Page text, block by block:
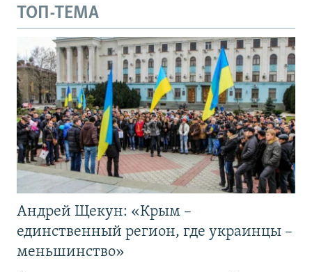
ТОП-ТЕМА
Андрей Щекун: «Крым –
единственный регион, где украинцы –
меньшинство»